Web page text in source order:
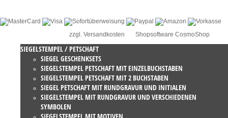
zzgl. Versandkosten Shopsoftware CosmoShop
SIEGELSTEMPEL / PETSCHAFT
SIEGEL GESCHENKSETS
SIEGELSTEMPEL PETSCHAFT MIT EINZELBUCHSTABEN
SIEGELSTEMPEL PETSCHAFT MIT 2 BUCHSTABEN
SIEGEL PETSCHAFT MIT RUNDGRAVUR UND INITIALEN
SIEGELSTEMPEL MIT RUNDGRAVUR UND VERSCHIEDENEN
SYMBOLEN